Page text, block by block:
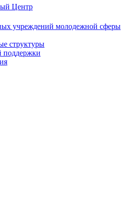
Центр
учреждений молодежной сферы
структуры
поддержки